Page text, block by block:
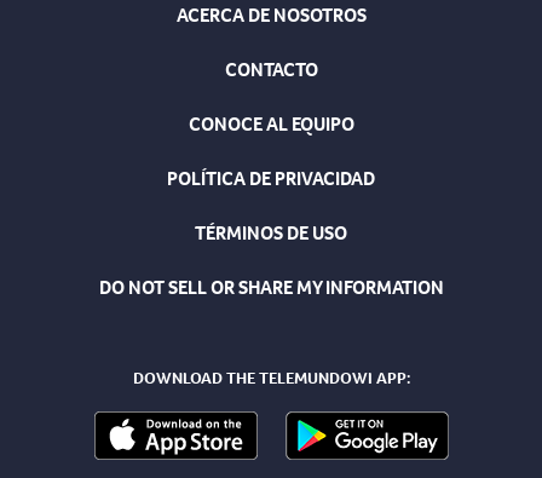
ACERCA DE NOSOTROS
CONTACTO
CONOCE AL EQUIPO
POLÍTICA DE PRIVACIDAD
TÉRMINOS DE USO
DO NOT SELL OR SHARE MY INFORMATION
DOWNLOAD THE TELEMUNDOWI APP: